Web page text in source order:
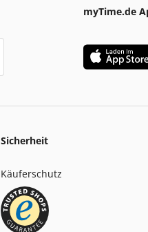
myTime.de
Sicherheit
Käuferschutz